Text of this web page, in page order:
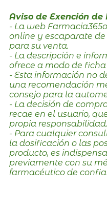
Aviso de Exención
- La web
online y escaparate
para su venta.
- La descripción e
ofrece a modo de
- Esta información no
una recomendación
consejo para la
- La decisión de
recae en el usuario,
propia responsabilidad.
- Para cualquier
la dosificación o las
producto, es
previamente con su
farmacéutico de